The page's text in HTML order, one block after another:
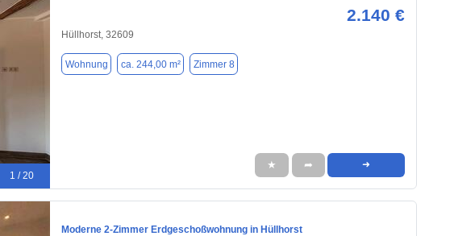
1 / 20
2.140 €
Hüllhorst, 32609
Wohnung ca. 244,00 m² Zimmer 8
★ ➦ ➜
Moderne 2-Zimmer Erdgeschoßwohnung in Hüllhorst